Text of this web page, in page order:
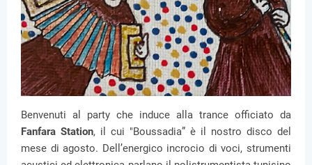
Benvenuti al party che induce alla trance officiato da
Fanfara Station, il cui "Boussadia” è il nostro disco del
mese di agosto. Dell’energico incrocio di voci, strumenti